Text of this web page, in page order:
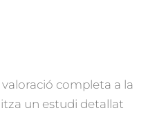
completa a la
un estudi detallat